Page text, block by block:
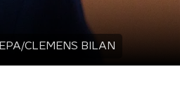
EPA/CLEMENS BILAN